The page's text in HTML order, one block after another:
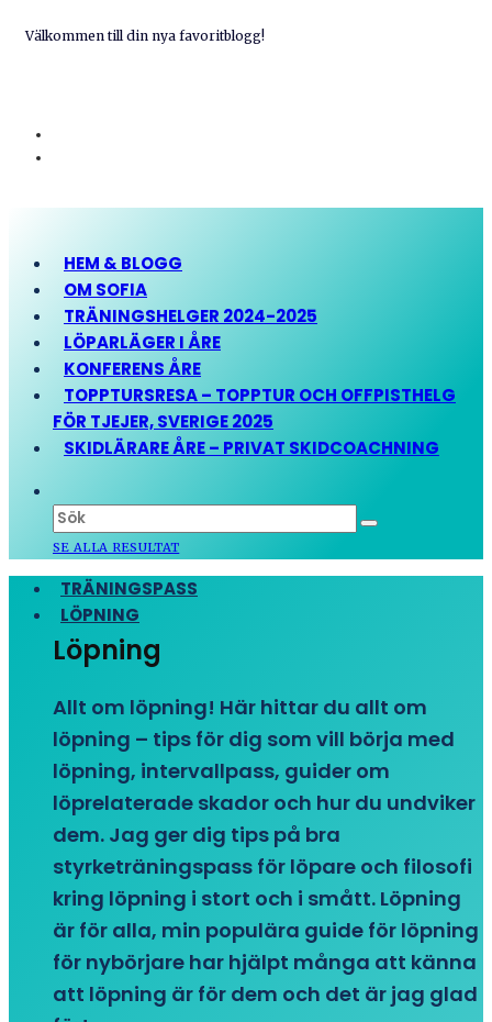
Välkommen till din nya favoritblogg!
HEM & BLOGG
OM SOFIA
TRÄNINGSHELGER 2024-2025
LÖPARLÄGER I ÅRE
KONFERENS ÅRE
TOPPTURSRESA – TOPPTUR OCH OFFPISTHELG
FÖR TJEJER, SVERIGE 2025
SKIDLÄRARE ÅRE – PRIVAT SKIDCOACHNING
SE ALLA RESULTAT
TRÄNINGSPASS
LÖPNING
Löpning
Allt om löpning! Här hittar du allt om
löpning – tips för dig som vill börja med
löpning, intervallpass, guider om
löprelaterade skador och hur du undviker
dem. Jag ger dig tips på bra
styrketräningspass för löpare och filosofi
kring löpning i stort och i smått. Löpning
är för alla, min populära guide för löpning
för nybörjare har hjälpt många att känna
att löpning är för dem och det är jag glad